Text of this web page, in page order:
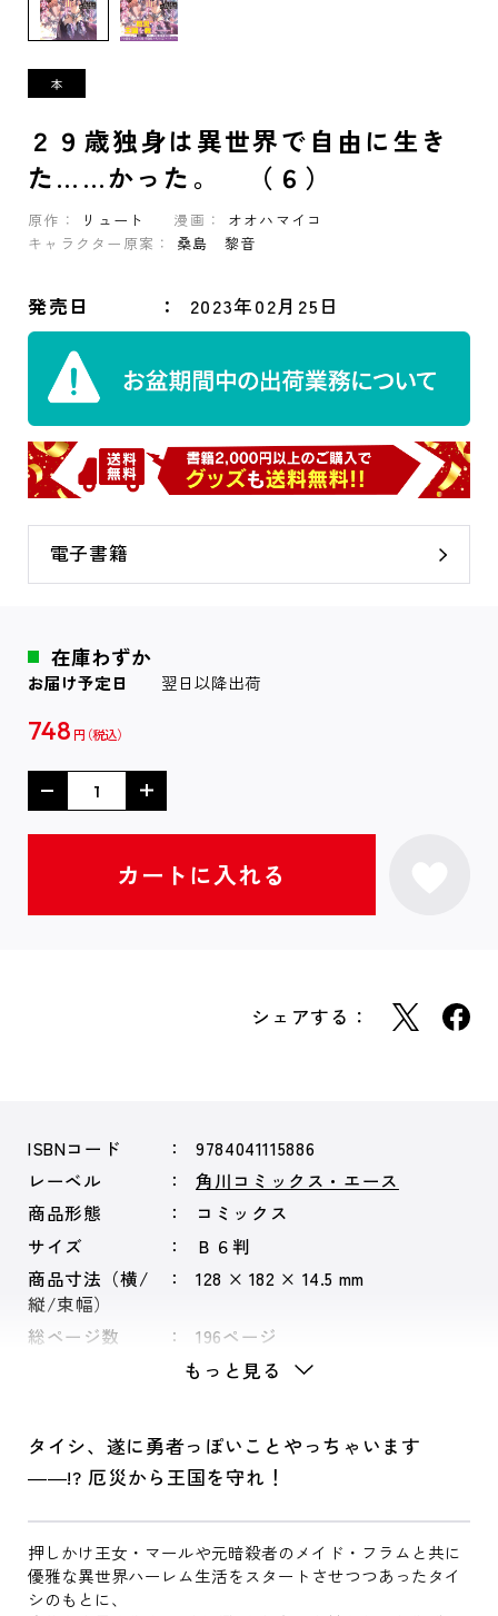
２９歳独身は異世界で自由に生き
た……かった。 （６）
原作： リュート 漫画：
オオハマイコ
キャラクター原案：
桑島 黎音
発売日 2023年02月25日
電子書籍
在庫わずか
お届け予定日 翌日以降出荷
748 円
シェアする：
ISBNコード
9784041115886
レーベル
角川コミックス・エース
商品形態
コミックス
サイズ
Ｂ６判
商品寸法（横/
縦/束幅）
128 × 182 × 14.5 mm
総ページ数 196ページ
もっと見る
タイシ、遂に勇者っぽいことやっちゃいます
――!? 厄災から王国を守れ！
押しかけ王女・マールや元暗殺者のメイド・フラムと共に
優雅な異世界ハーレム生活をスタートさせつつあったタイ
シのもとに、